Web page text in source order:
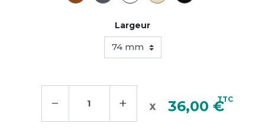
Largeur
− + 36,00 €TTC